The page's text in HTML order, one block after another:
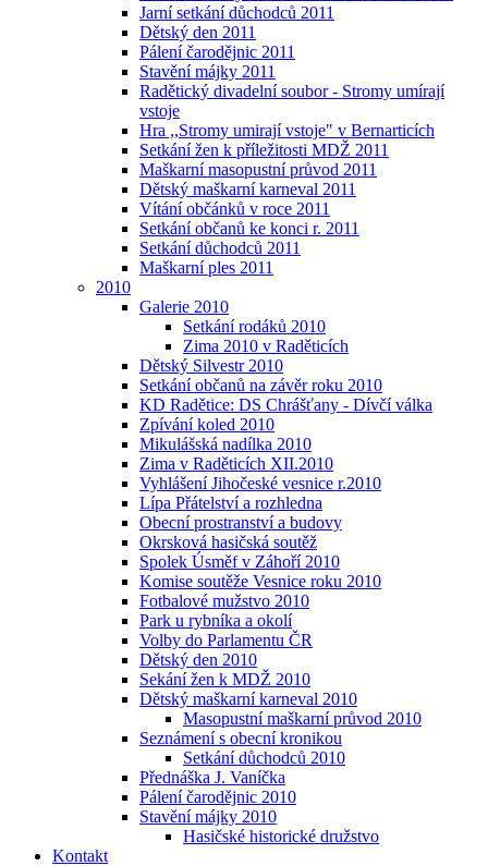
Jarní setkání důchodců 2011
Dětský den 2011
Pálení čarodějnic 2011
Stavění májky 2011
Radětický divadelní soubor - Stromy umírají
vstoje
Hra ,,Stromy umirají vstoje" v Bernarticích
Setkání žen k příležitosti MDŽ 2011
Maškarní masopustní průvod 2011
Dětský maškarní karneval 2011
Vítání občánků v roce 2011
Setkání občanů ke konci r. 2011
Setkání důchodců 2011
Maškarní ples 2011
2010
Galerie 2010
Setkání rodáků 2010
Zima 2010 v Raděticích
Dětský Silvestr 2010
Setkání občanů na závěr roku 2010
KD Radětice: DS Chrášťany - Dívčí válka
Zpívání koled 2010
Mikulášská nadílka 2010
Zima v Raděticích XII.2010
Vyhlášení Jihočeské vesnice r.2010
Lípa Přátelství a rozhledna
Obecní prostranství a budovy
Okrsková hasičská soutěž
Spolek Úsměf v Záhoří 2010
Komise soutěže Vesnice roku 2010
Fotbalové mužstvo 2010
Park u rybníka a okolí
Volby do Parlamentu ČR
Dětský den 2010
Sekání žen k MDŽ 2010
Dětský maškarní karneval 2010
Masopustní maškarní průvod 2010
Seznámení s obecní kronikou
Setkání důchodců 2010
Přednáška J. Vaníčka
Pálení čarodějnic 2010
Stavění májky 2010
Hasičské historické družstvo
Kontakt